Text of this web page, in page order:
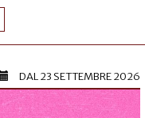
DAL23 SETTEMBRE 2026